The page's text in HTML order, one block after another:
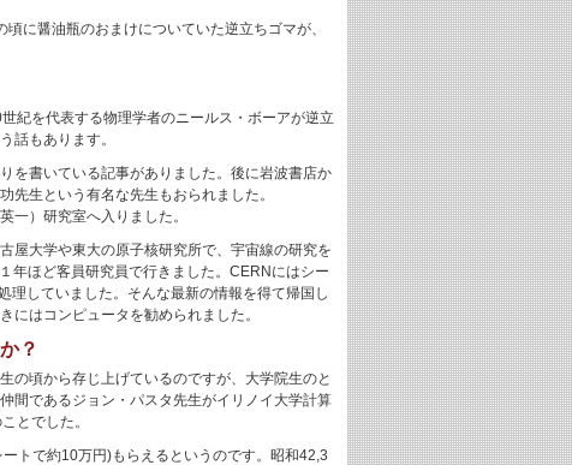
に醤油瓶のおまけについていた逆立ちゴマが、
紀を代表する物理学者のニールス・ボーアが逆立
話もあります。
を書いている記事がありました。後に岩波書店か
生という有名な先生もおられました。
一）研究室へ入りました。
屋大学や東大の原子核研究所で、宇宙線の研究を
年ほど客員研究員で行きました。CERNにはシー
していました。そんな最新の情報を得て帰国し
はコンピュータを勧められました。
？
頃から存じ上げているのですが、大学院生のと
間であるジョン・パスタ先生がイリノイ大学計算
とでした。
トで約10万円)もらえるというのです。昭和42,3